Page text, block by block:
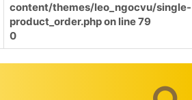
content/themes/leo_ngocvu/single-
product_order.phpon line79
0